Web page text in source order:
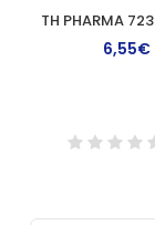
6,55€